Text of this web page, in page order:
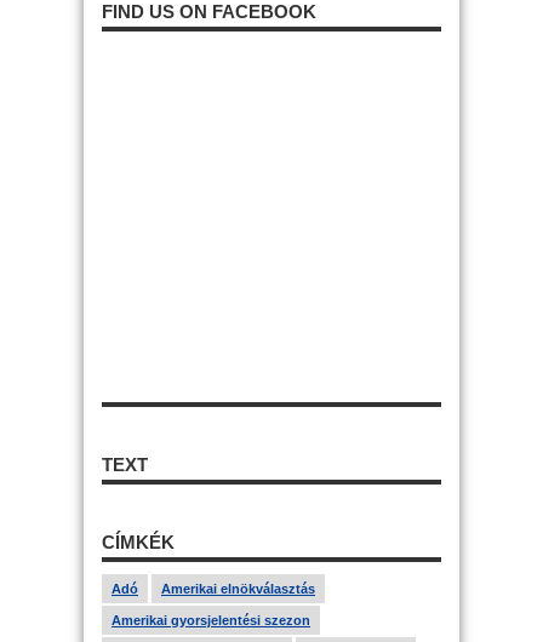
FIND US ON FACEBOOK
TEXT
CÍMKÉK
Adó Amerikai elnökválasztás
Amerikai gyorsjelentési szezon